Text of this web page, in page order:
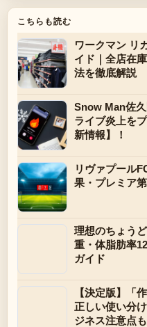
こちらも読む
ワークマン リ
イド｜全店在
法を徹底解説
Snow Man佐
ライブ炎上を
新情報】！
リヴァプール
果・プレミア
理想のちょう
重・体脂肪率
ガイド
【決定版】「
正しい使い分
ジネス注意点